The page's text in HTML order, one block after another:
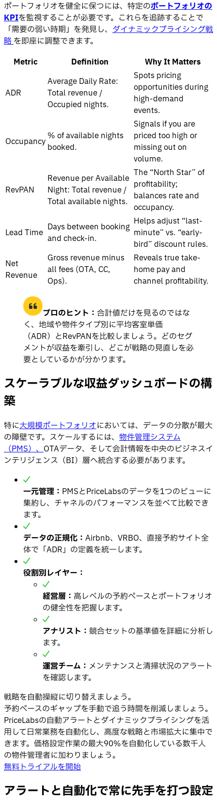
ポートフォリオを健全に保つには、特定のポートフォリオの
KPIを監視することが必要です。これらを追跡することで
「需要の弱い時期」を発見し、 ダイナミックプライシング戦
略を即座に調整できます。
Metric
Definition Why It Matters
ADR
Average Daily Rate:
Total revenue /
Occupied nights.
Spots pricing
opportunities during
high-demand
events.
Occupancy % of available nights
booked.
Signals if you are
priced too high or
missing out on
volume.
RevPAN
Revenue per Available
Night: Total revenue /
Total available nights.
The “North Star” of
profitability;
balances rate and
occupancy.
Lead Time Days between booking
and check-in.
Helps adjust “last-
minute” vs. “early-
bird” discount rules.
Net
Revenue
Gross revenue minus
all fees (OTA, CC,
Ops).
Reveals true take-
home pay and
channel profitability.
プロのヒント： 合計値だけを見るのではな
く、地域や物件タイプ別に平均客室単価
（ADR）とRevPANを比較しましょう。どのセグ
メントが収益を牽引し、どこが戦略の見直しを必
要としているかが分かります。
スケーラブルな収益ダッシュボードの構
築
特に大規模ポートフォリオにおいては、データの分散が最大
の障壁です。スケールするには、 物件管理システム
（PMS）、OTAデータ、そして会計情報を中央のビジネスイ
ンテリジェンス（BI）層へ統合する必要があります。
一元管理： PMSとPriceLabsのデータを1つのビューに
集約し、チャネルのパフォーマンスを並べて比較でき
ます。
データの正規化： Airbnb、VRBO、直接予約サイト全
体で「ADR」の定義を統一します。
役割別レイヤー：
経営層： 高レベルの予約ペースとポートフォリオ
の健全性を把握します。
アナリスト： 競合セットの基準値を詳細に分析し
ます。
運営チーム： メンテナンスと清掃状況のアラート
を確認します。
戦略を自動操縦に切り替えましょう。
予約ペースのギャップを手動で追う時間を削減しましょう。
PriceLabsの自動アラートとダイナミックプライシングを活
用して日常業務を自動化し、高度な戦略と市場拡大に集中で
きます。価格設定作業の最大90%を自動化している数千人
の物件管理者に加わりましょう。
無料トライアルを開始
アラートと自動化で常に先手を打つ設定